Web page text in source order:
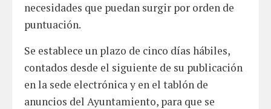
necesidades que puedan surgir por orden de
puntuación.
Se establece un plazo de cinco días hábiles,
contados desde el siguiente de su publicación
en la sede electrónica y en el tablón de
anuncios del Ayuntamiento, para que se